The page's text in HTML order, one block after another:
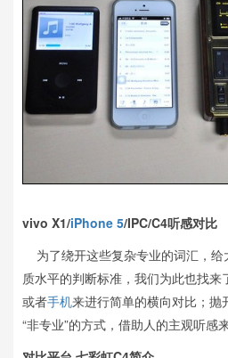
vivo X1/iPhone 5/IPC/C4听感对比
为了绕开这些复杂专业的词汇，给
质水平的判断标准，我们为此也找来
或者手机来进行简单的横向对比；抛
“非专业”的方式，借助人的主观听感来